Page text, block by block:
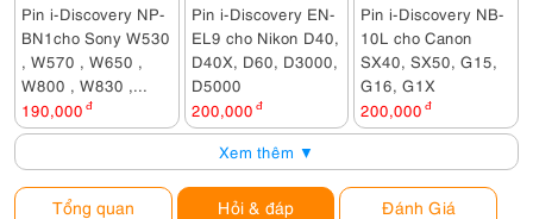
Pin i-Discovery NP-
BN1cho Sony W530
, W570 , W650 ,
W800 , W830 ,...
190,000 đ
Pin i-Discovery EN-
EL9 cho Nikon D40,
D40X, D60, D3000,
D5000
200,000 đ
Pin i-Discovery NB-
10L cho Canon
SX40, SX50, G15,
G16, G1X
200,000 đ
Xem thêm ▼
Tổng quan Hỏi & đáp Đánh Giá